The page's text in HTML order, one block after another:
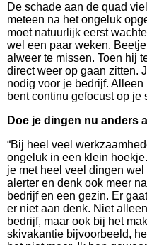
De schade aan de quad
meteen na het ongeluk
moet natuurlijk eerst
wel een paar weken.
alweer te missen. Toen hij
direct weer op gaan zitten.
nodig voor je bedrijf.
bent continu gefocust op je
Doe je dingen nu anders
“Bij heel veel
ongeluk in een klein
je met heel veel dingen
alerter en denk ook meer
bedrijf en een gezin. Er
er niet aan denk. Niet
bedrijf, maar ook bij het
skivakantie bijvoorbeeld,